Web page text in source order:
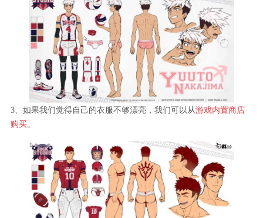
3、如果我们觉得自己的衣服不够漂亮，我们可以从游戏内置商店
购买。